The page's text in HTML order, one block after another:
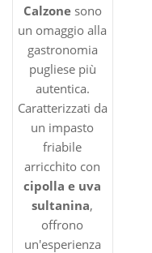
Calzonesono
un omaggio alla
gastronomia
pugliese più
autentica.
Caratterizzati da
un impasto
friabile
arricchito con
cipolla e uva
sultanina,
offrono
un'esperienza